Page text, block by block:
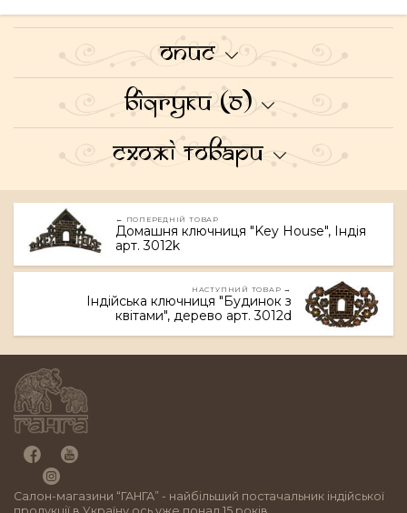
Опис
Відгуки (0)
Схожі товари
← ПОПЕРЕДНІЙ ТОВАР
Домашня ключниця "Key House", Індія
арт. 3012k
НАСТУПНИЙ ТОВАР →
Індійська ключниця "Будинок з
квітами", дерево арт. 3012d
Салон-магазини “ГАНГА” - найбільший постачальник індійської